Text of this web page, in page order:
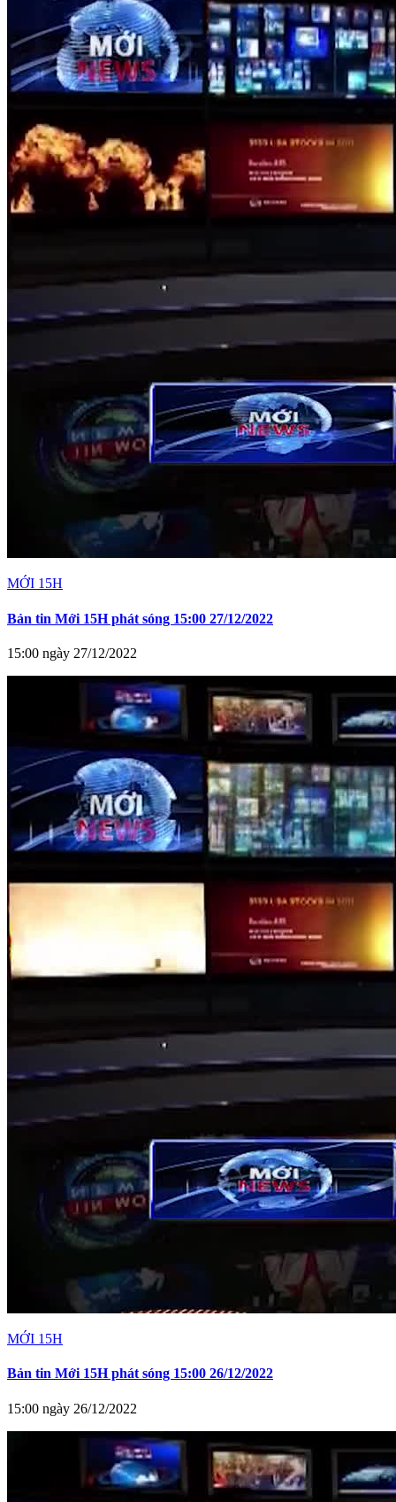
MỚI 15H
Bản tin Mới 15H phát sóng 15:00 27/12/2022
15:00 ngày 27/12/2022
MỚI 15H
Bản tin Mới 15H phát sóng 15:00 26/12/2022
15:00 ngày 26/12/2022